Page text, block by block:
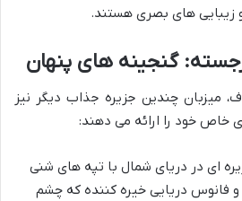
زیبایی های بصری هستند.
میزبان چندین جزیره جذاب دیگر نیز
خود را ارائه می دهند:
ای در دریای شمال با تپه های شنی
و فانوس دریایی خیره کننده که چشم